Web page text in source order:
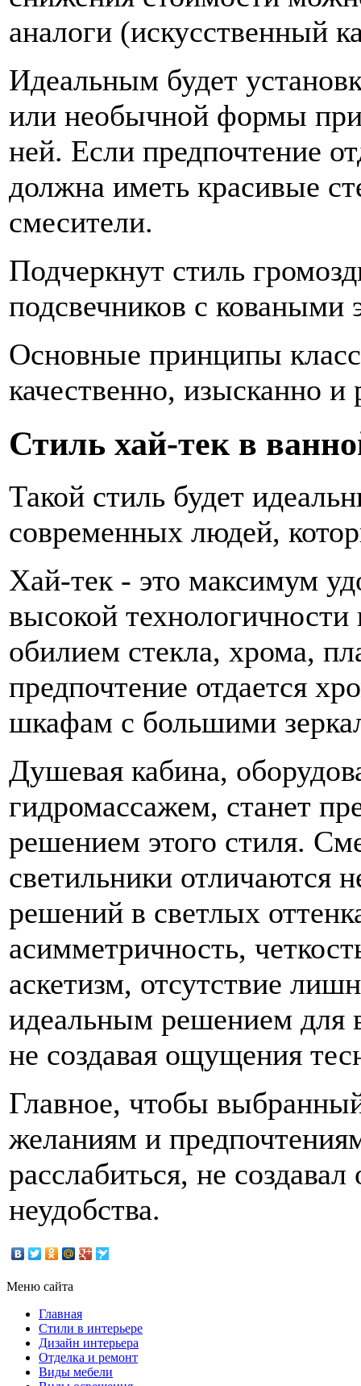
аналоги (искусственный
Идеальным будет
или необычной формы
ней. Если предпочтение
должна иметь красивые
смесители.
Подчеркнут стиль
подсвечников с коваными
Основные принципы
качественно, изысканно
Стиль хай-тек в
Такой стиль будет
современных людей,
Хай-тек - это максимум
высокой
обилием стекла, хрома,
предпочтение отдается
шкафам с большими
Душевая кабина,
гидромассажем, станет
решением этого стиля.
светильники отличаются
решений в светлых
асимметричность,
аскетизм, отсутствие
идеальным решением
не создавая ощущения
Главное, чтобы
желаниям и
расслабиться, не
неудобства.
Меню сайта
Главная
Стили в интерьере
Дизайн интерьера
Отделка и ремонт
Виды мебели